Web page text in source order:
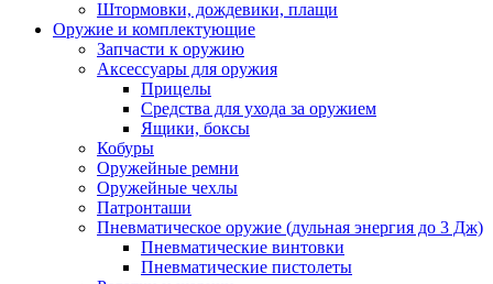
Штормовки, дождевики, плащи
Оружие и комплектующие
Запчасти к оружию
Аксессуары для оружия
Прицелы
Средства для ухода за оружием
Ящики, боксы
Кобуры
Оружейные ремни
Оружейные чехлы
Патронташи
Пневматическое оружие (дульная энергия до 3 Дж)
Пневматические винтовки
Пневматические пистолеты